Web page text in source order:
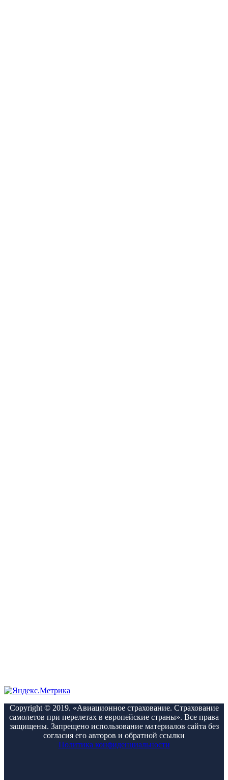
Copyright © 2019. «Авиационное страхование. Страхование
самолетов при перелетах в европейские страны». Все права
защищены. Запрещено использование материалов сайта без
согласия его авторов и обратной ссылки
Политика конфиденциальности